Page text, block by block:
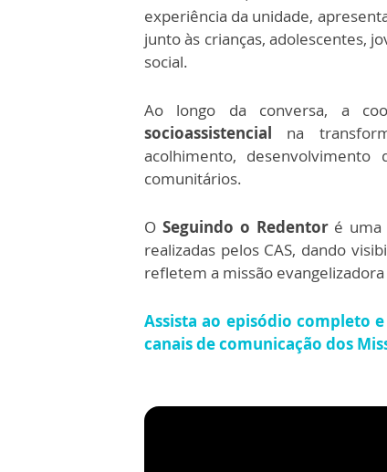
experiência da unidade,
junto às crianças, adolescentes,
social.
Ao longo da conversa, a
socioassistencial na
acolhimento,
comunitários.
O Seguindo o Redentor é uma
realizadas pelos CAS, dando
refletem a missão evangelizadora
Assista ao episódio completo
canais de comunicação dos